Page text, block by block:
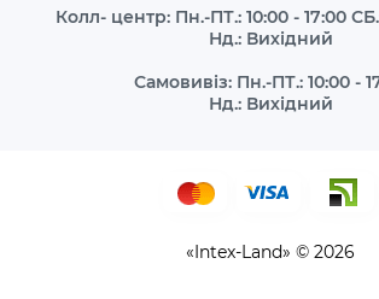
Колл- центр: Пн.-ПТ.: 10:00 - 17:00
Нд.: Вихідний
Самовивіз: Пн.-ПТ.: 10:00 -
Нд.: Вихідний
«Intex-Land» © 2026